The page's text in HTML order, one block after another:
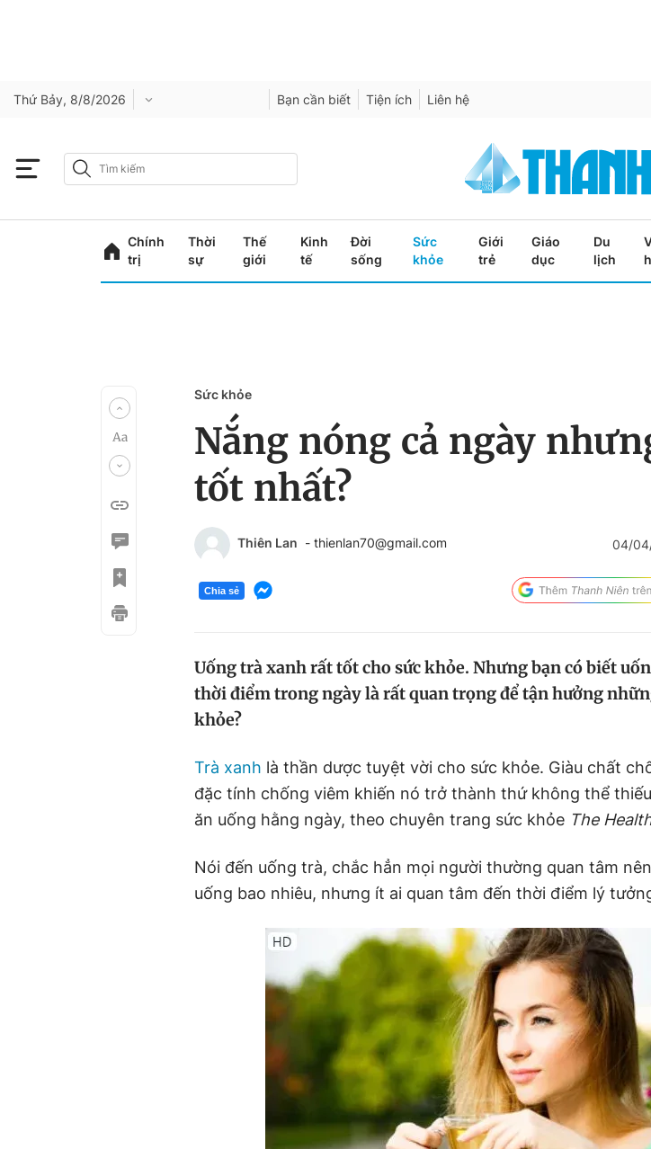
Thứ Bảy, 8/8/2026 Bạn cần biết Tiện ích Liên hệ
Chính
trị
Thời
sự
Thế
giới
Kinh
tế
Đời
sống
Sức
khỏe
Giới
trẻ
Giáo
dục
Du
lịch
Sức khỏe
Nắng nóng cả ngày
tốt nhất?
Thiên Lan - thienlan70@gmail.com 04/
Chia sẻ
Uống trà xanh rất tốt cho sức khỏe. Nhưng bạn có biết
thời điểm trong ngày là rất quan trọng để tận hưởng
khỏe?
Trà xanh là thần dược tuyệt vời cho sức khỏe. Giàu chất
đặc tính chống viêm khiến nó trở thành thứ không thể
ăn uống hằng ngày, theo chuyên trang sức khỏe The
Nói đến uống trà, chắc hẳn mọi người thường quan tâm
uống bao nhiêu, nhưng ít ai quan tâm đến thời điểm lý